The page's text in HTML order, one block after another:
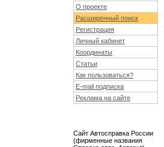
О проекте
Расширенный поиск
Регистрация
Личный кабинет
Координаты
Статьи
Как пользоваться?
E-mail подписка
Реклама на сайте
Сайт Автосправка России
(фирменные названия